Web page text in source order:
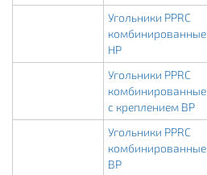
Угольники PPRC
комбинированные
НР
Угольники PPRC
комбинированные
с креплением ВР
Угольники PPRC
комбинированные
ВР